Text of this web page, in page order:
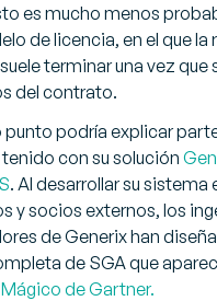
es mucho menos
de licencia, en el que la
terminar una vez que
del contrato.
punto podría explicar
con su solución
. Al desarrollar su
y socios externos, los
de Generix han
de SGA que
de Gartner.